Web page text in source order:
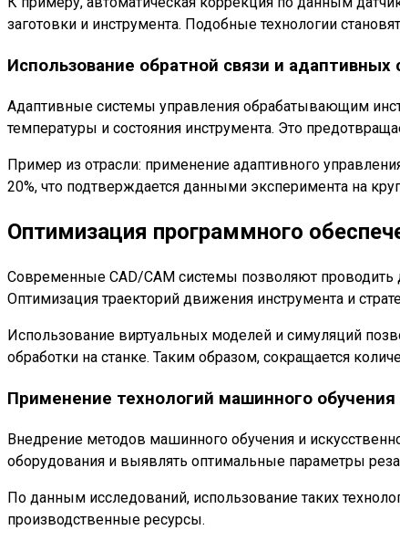
заготовки и инструмента. Подобные технологии
Использование обратной связи и адаптивных
Адаптивные системы управления обрабатывающим
температуры и состояния инструмента. Это
Пример из отрасли: применение адаптивного
20%, что подтверждается данными эксперимента на
Оптимизация программного
Современные CAD/CAM системы позволяют проводить
Оптимизация траекторий движения инструмента и
Использование виртуальных моделей и симуляций
обработки на станке. Таким образом, сокращается
Применение технологий машинного обучения
Внедрение методов машинного обучения и
оборудования и выявлять оптимальные параметры
По данным исследований, использование таких
производственные ресурсы.